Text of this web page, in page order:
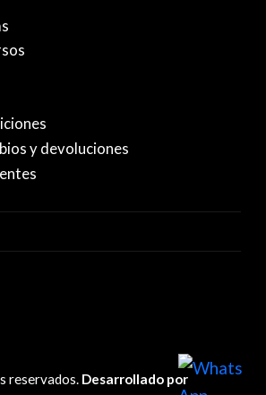
y devoluciones
reservados. Desarrollado por